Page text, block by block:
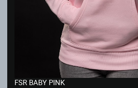
FSR BABY PINK